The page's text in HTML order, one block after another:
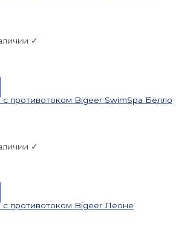
✓
противотоком Bigeer SwimSpa Белло
✓
противотоком Bigeer Леоне